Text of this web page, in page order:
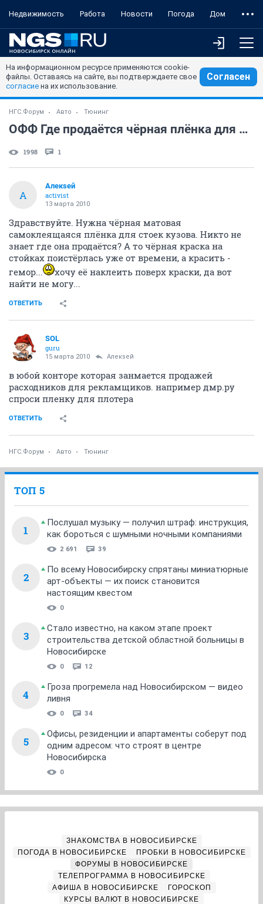
Недвижимость Работа Новости Погода Дом
На информационном ресурсе применяются cookie-
файлы. Оставаясь на сайте, вы подтверждаете свое
согласие на их использование.
Согласен
НГС.Форум Авто Тюнинг
ОФФ Где продаётся чёрная плёнка для стоек???
1998 1
А
Алекsей
activist
13 марта 2010
Здравствуйте. Нужна чёрная матовая
самоклеящаяся плёнка для стоек кузова. Никто не
знает где она продаётся? А то чёрная краска на
стойках поистёрлась уже от времени, а красить -
гемор...
хочу её наклеить поверх краски, да вот
найти не могу...
ОТВЕТИТЬ
SOL
guru
15 марта 2010 Алекsей
в юбой конторе которая занмается продажей
расходников для рекламщиков. например дмр.ру
спроси пленку для плотера
ОТВЕТИТЬ
НГС.Форум Авто Тюнинг
ТОП 5
1
Послушал музыку — получил штраф: инструкция,
как бороться с шумными ночными компаниями
2 691 39
2
По всему Новосибирску спрятаны миниатюрные
арт-объекты — их поиск становится
настоящим квестом
0
3
Стало известно, на каком этапе проект
строительства детской областной больницы в
Новосибирске
0 12
4
Гроза прогремела над Новосибирском — видео
ливня
0 34
5
Офисы, резиденции и апартаменты соберут под
одним адресом: что строят в центре
Новосибирска
0
ЗНАКОМСТВА В НОВОСИБИРСКЕ
ПОГОДА В НОВОСИБИРСКЕ
ПРОБКИ В НОВОСИБИРСКЕ
ФОРУМЫ В НОВОСИБИРСКЕ
ТЕЛЕПРОГРАММА В НОВОСИБИРСКЕ
АФИША В НОВОСИБИРСКЕ
ГОРОСКОП
КУРСЫ ВАЛЮТ В НОВОСИБИРСКЕ